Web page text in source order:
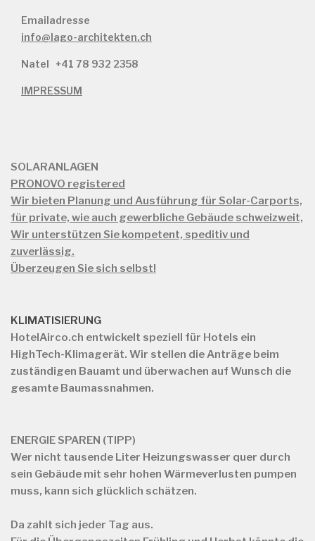
Emailadresse
info@lago-architekten.ch
Natel +41 78 932 2358
IMPRESSUM
SOLARANLAGEN
PRONOVO registered
Wir bieten Planung und Ausführung für Solar-Carports,
für private, wie auch gewerbliche Gebäude schweizweit,
Wir unterstützen Sie kompetent, speditiv und
zuverlässig.
Überzeugen Sie sich selbst!
KLIMATISIERUNG
HotelAirco.ch entwickelt speziell für Hotels ein
HighTech-Klimagerät. Wir stellen die Anträge beim
zuständigen Bauamt und überwachen auf Wunsch die
gesamte Baumassnahmen.
ENERGIE SPAREN (TIPP)
Wer nicht tausende Liter Heizungswasser quer durch
sein Gebäude mit sehr hohen Wärmeverlusten pumpen
muss, kann sich glücklich schätzen.
Da zahlt sich jeder Tag aus.